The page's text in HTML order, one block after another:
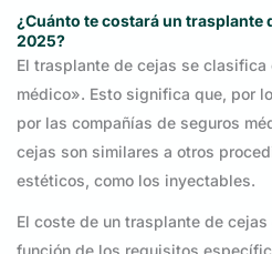
¿Cuánto te costará un trasplante
2025?
El trasplante de cejas se
médico». Esto significa que, por
por las compañías de seguros
cejas son similares a otros
estéticos, como los inyectables.
El coste de un trasplante de
función de los requisitos